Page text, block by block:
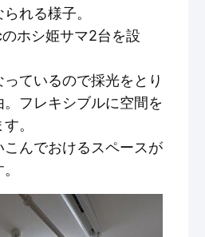
れる様子。
ホシ姫サマ2台を設
ているので採光をとり
フレキシブルに空間を
。
んでおけるスペースが